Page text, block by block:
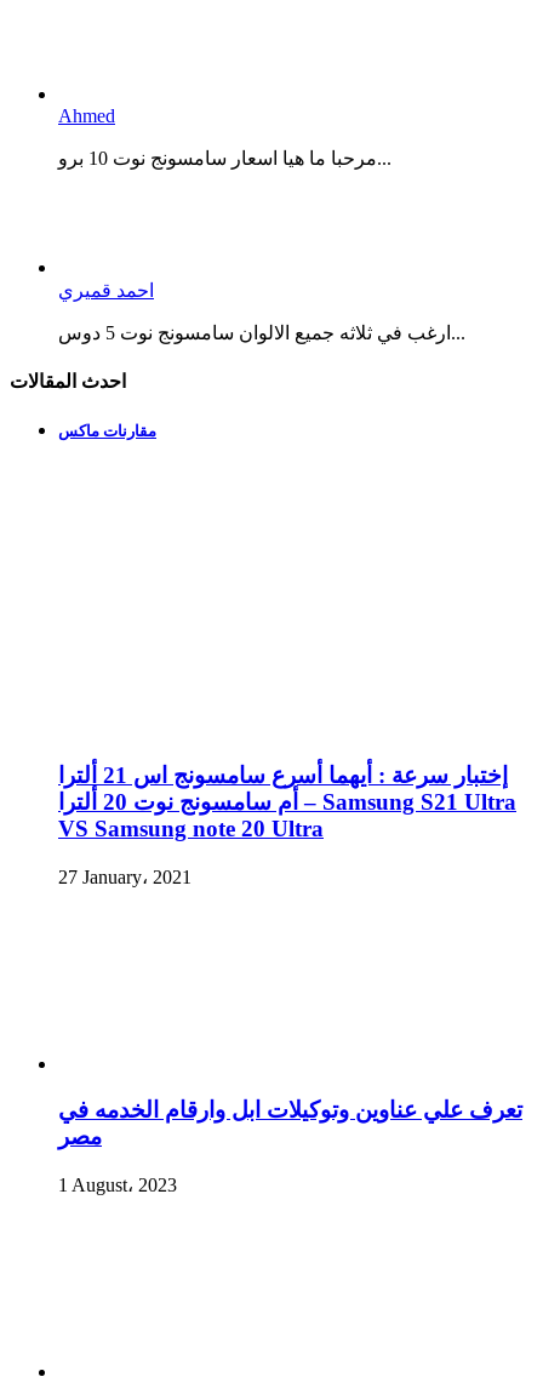
Ahmed
مرحبا ما هيا اسعار سامسونج نوت 10 برو...
احمد قميري
ارغب في ثلاثه جميع الالوان سامسونج نوت 5 دوس...
احدث المقالات
مقارنات ماكس
إختبار سرعة : أيهما أسرع سامسونج اس 21 ألترا
أم سامسونج نوت 20 ألترا – Samsung S21 Ultra
VS Samsung note 20 Ultra
27 January، 2021
تعرف علي عناوين وتوكيلات ابل وارقام الخدمه في
مصر
1 August، 2023